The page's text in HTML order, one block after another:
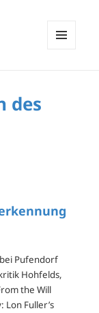
des
Pufendorf
Hohfelds,
the Will
Fuller’s